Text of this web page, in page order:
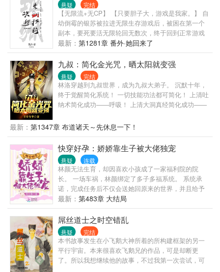
悬疑 完结
【无限流+无CP】 【只要胆子大，游戏是我家。】 自
幼倒霉的银苏被拉进无限生存游戏后，被困在第一个
副本，要死要活无限轮回无数次，终于回到正常游戏
进程。 终于不用面对同一批怪物的银苏泪流满面，决
定好好和怪物们交朋友，再也不打他们了。 众人看着
随手捏爆怪物，渣都不剩的银苏：灰都扬了是吧！ 后
来游戏里多了一条禁忌：远离银苏，她有病！
最新： 第1281章 番外·她回来了
九叔：简化金光咒，晒太阳就变强
悬疑 完结
林洛穿越到九叔世界，成为九叔大弟子。 沉默十年，
终于觉醒简化系统！ 一切技能功法都可简化！ 上清吐
纳术简化成功——呼吸！ 上清大洞真经简化成功——
犹如天书的修炼真诀在林洛面前变得纯粹，简单！ 九
叔：看见那个小天师了吗？我徒弟！ 四目：一休，让
你徒弟给我师侄当丫鬟，你不亏！ 千鹤：什么！我又
要打巅峰赛！还好，这次我有通天代！阿洛救我！ 半
碗清水照乾坤，一张灵符命鬼神。 脚踏阴阳八卦步，
手执木剑斩妖魂。 挥泪洒酒英灵地，道气长存天地
人。 红绳糯米今犹在，不见当年林道人！ 万界祖师九
叔又添新弟子——林洛！ —iii—
最新： 第1347章 布道诸天～先休息一下！
快穿好孕：娇娇靠生子被大佬独宠
悬疑 连载
林颜无法生育，却因喜欢小孩成了一家福利院的院
长。 一场车祸，林颜绑定了多子多福系统。 系统承
诺，完成任务后不仅会送她回原来的世界，并且给予
一个亿的酬劳。 一辈子没有拥有过亲生孩子的林颜只
犹豫了一秒，便答应了。 起初，他们只是利用她，后
来，一整颗心逐渐沦陷。 太后向来看不惯那爬了龙床
的宫女，一朝孕身被爆，小宫女扶摇直上成了宫中团
宠。 太后∶“快把哀家的千年人参拿来补补身子！” 东宫
多年无所出，太子之位岌岌可危。数月之后，太子带
着尚在襁褓中的婴儿上了大殿，帝王大喜，竟在朝堂
之上逗弄起孙儿。 太子∶“乖乖，我这颗心只为你跳
最新： 第483章 大结局
屌丝道士之时空错乱
悬疑 完结
本书故事发生在小飞鹅大神所着的所构建框架的另一
平行宇宙。本来很喜欢飞鹅兄的作品，可是却断更
了。所以我想继续他的故事，不过我第一次尝试，可